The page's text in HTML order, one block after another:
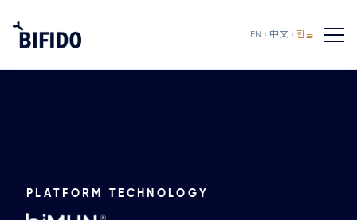
EN 中文 한글
PLATFORM TECHNOLOGY